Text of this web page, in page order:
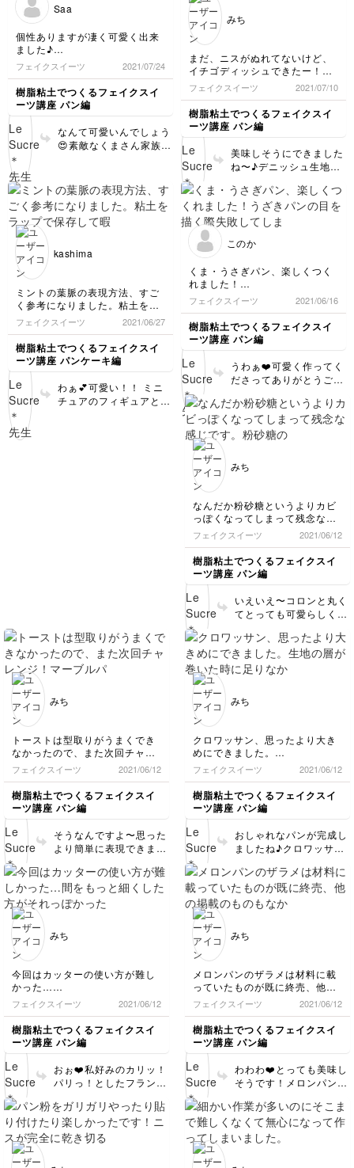
均の粘土も、手頃に使え
さんはまだ小さいのか
な？もう少し大きくなっ
たら、ぜひ親子で一緒に
挑戦してみてくださいね
😊💕 どんどん作品が増
えて楽しみですね💕お子
びます♪ またお写真楽し
みにしています✨ 受講
んでくれると嬉しいです
リティーは、むしろとっ
ても器用な方だと思いま
すよ😊💕 ぜひぜひいろ
んな作品にチャレンジし
てくださいね♪ 楽しく作
っていただけて嬉しかっ
たです😊ありがとうござ
いました❤️
Saa
個性ありますが凄く可愛く出来
ました♪
慣れたら感覚ですぐ作れそうで
す！
子供が大喜びなので今度はヘア
ゴムにアレンジしてあげたいで
す♪
フェイクスイーツ 2021/07/24
樹脂粘土でつくるフェイクスイ
ーツ講座 パン編
なんて可愛いんでしょう
😍素敵なくまさん家族と
が愛くるしくて、可愛
い〜❤️ お顔のフォルム
も好きです！😍 ヘアゴ
ムのアレンジ良いです
サイズで作って、いろん
ございました！😊
みち
まだ、ニスがぬれてないけど、
イチゴディッシュできたー！
真ん中の窪みを作るのがなかな
か難しかった…。
爪の跡がついたりなんだりで、
何度も作り直しが発生しました
がまずはまずは作り上げてみよ
うと思って作り上げました。
いちごとのバランスがどうなん
だろうと思いながら、ディッシ
ュのパイ生地感や丸い感じを出
すのがなかなか難しかったで
す。
フェイクスイーツ 2021/07/10
樹脂粘土でつくるフェイクスイ
ーツ講座 パン編
美味しそうにできました
ね〜♪デニッシュ生地は
ですよね。特に、筋をつ
けている右手（右利きな
ら）に気を取られすぎ
すぎて生地が潰れてしま
も失敗しました😋 なの
で、初めてでこのクオリ
ティーは素晴らしいです
👏！！これでいちごにニ
スを塗ってツヤツヤにな
ったら、もっともっと美
❤️ 可愛く作ってくだ
さってありがとうござい
ました😋💕
kashima
ミントの葉脈の表現方法、すご
く参考になりました。粘土をラ
ップで保存して暇があれば練習
量産しています！
フェイクスイーツ 2021/06/27
樹脂粘土でつくるフェイクスイ
ーツ講座 パンケーキ編
わぁ💕可愛い！！ ミニ
チュアのフィギュアと一
このか
くま・うさぎパン、楽しくつく
れました！
うざきパンの目を描く際失敗し
てしまって、目の周りだけ少し
暗くなってしまったことと、
顔と耳のつなぎ目の着色が甘か
ったことが反省点です。
また、着色が苦手なので、絵具
と水分の量の調整をもっとうま
くできるようになりいなと思い
ました。
分かりやすいレッスンをありが
とうございました^^
フェイクスイーツ 2021/06/16
樹脂粘土でつくるフェイクスイ
ーツ講座 パン編
うわぁ❤️可愛く作ってく
ださってありがとうござ
愛い表情で、見ているこ
ちらがにやけてしまいま
した♪ 何よりも「楽しか
す！💕 目を描く時は緊
度失敗してしまった時
は、（かなり一手間なの
ですが）ウェットシート
などで着色した部分を全
部拭き取ってしまって、
もう一度最初から着色を
やり直すという手もある
と思います。その場合
は、ウェットシートの水
分が完全に乾くのを待っ
てから次の着色を始めて
くださいね。 顔と耳の
つなぎ目は全然気になり
ませんよ😊あれで大丈夫
て、こちらまで嬉しくな
がとうございました😊❤️
みち
なんだか粉砂糖というよりカビ
っぽくなってしまって残念な感
じです。
粉砂糖の加減って難しいです
ね…
着色もないので誤魔化しがきか
ないので、全ての作業にドキド
キしながらでした。
デニッシュは、整形がどうやっ
てもうまくいかずに断念…
またやり直しを重ねながらいつ
か成功したいと思います！
フェイクスイーツ 2021/06/12
樹脂粘土でつくるフェイクスイ
ーツ講座 パン編
いえいえ〜コロンと丸く
てとっても可愛らしくで
はこのパンの場合は小麦
粉です😋笑）の表現は、
もしかして筆によって変
使いですか？ メーカー
が、毛先が硬めの物は、
もしかして作業がしにく
いかもしれないので、そ
の場合は、普通の筆（使
い古したものがあるとな
お良い）の毛先を水気を
とってからボソボソにし
て使用すると、案外うま
くいくかもしれません。
いろんな筆で試してみて
くださいね。 でもとっ
ても可愛い白パン❤️今か
らパン屋さん買いに行き
たくなりました😊 今回
た♪
みち
トーストは型取りがうまくでき
なかったので、また次回チャレ
ンジ！
マーブルパンはいい感じにマー
ブル感が出せたと思います。
思ったより簡単なやり方で、量
産できそう！と思いました。
所々混ざりきってココア生地が
メインになっちゃってるところ
もありますが、それも見える場
所で顔が変わって何だか愛おし
いです。
フェイクスイーツ 2021/06/12
樹脂粘土でつくるフェイクスイ
ーツ講座 パン編
そうなんですよ〜思った
より簡単に表現できます
てみてください〜！フリ
ーハンドで作るので、マ
ーブル感が一つ一つ全部
ですね♪ 今回もありがと
みち
クロワッサン、思ったより大き
めにできました。
生地の層が巻いた時に足りなか
ったので後から付け足しもしま
した。
作ってる時は不安でしたがいい
感じにできて、満足！
カンパーニュは、切れ込みがも
う少し深くても綺麗にできたか
なぁと思いました。
粉っぽさを出すのにちょっと苦
労しました。溝がもう少し綺麗
にできたらよかったなぁ。
フェイクスイーツ 2021/06/12
樹脂粘土でつくるフェイクスイ
ーツ講座 パン編
おしゃれなパンが完成し
ましたね♪クロワッサン
層を後から付け足したと
いうことですが、私もそ
の方法よくやりますよ
上手です！パリッとして
います👏 どんどんパ
ンの種類が増えてきて嬉
しいですね❤️ 今回も作
ってくださりありがとう
ございました😊
みち
今回はカッターの使い方が難し
かった…
間をもっと細くした方がそれっ
ぽかったなぁ〜。
でも結果的によく焼けたカリカ
リした感じは出せたんじゃない
かなぁと思いました。
粉っぽさが足りなかったかもし
れないけど、でも、次への反省
点として頑張ります！
シナモンロールはつや消しの追
加分が手に入らなかったのでテ
カテカしたままですが、ウイン
ナーロールの反省を踏まえて少
し濃いめに色つけしました。
使ったものが思ったより早く固
フェイクスイーツ 2021/06/12
樹脂粘土でつくるフェイクスイ
ーツ講座 パン編
おぉ❤️私好みのカリッ！
パリっ！としたフランス
味しそう〜😍 カッター
の使い方もお上手です
よ！👏綺麗なクープが表
みち
メロンパンのザラメは材料に載
っていたものが既に終売、他の
掲載のものもなかなか見つから
なかったので、トッピングの達
人シリーズを使いました。
見つかるまでザラメなしだった
のですがやっぱりつけると全然
雰囲気が違いました！
ソーセージパンは、パセリが色
が薄くソーセージもなんだかち
ょっとグロテスク、、、。
ケチャップは早くやりすぎたの
が結構だれました。
もっと本物らしく作れたらよか
ったなぁ。
またリベンジします！
フェイクスイーツ 2021/06/12
樹脂粘土でつくるフェイクスイ
ーツ講座 パン編
わわわ❤️とっても美味し
そうです！メロンパンの
素晴らしいですね〜！思
わずかぶりつきたくなっ
てしまいました😋トッピ